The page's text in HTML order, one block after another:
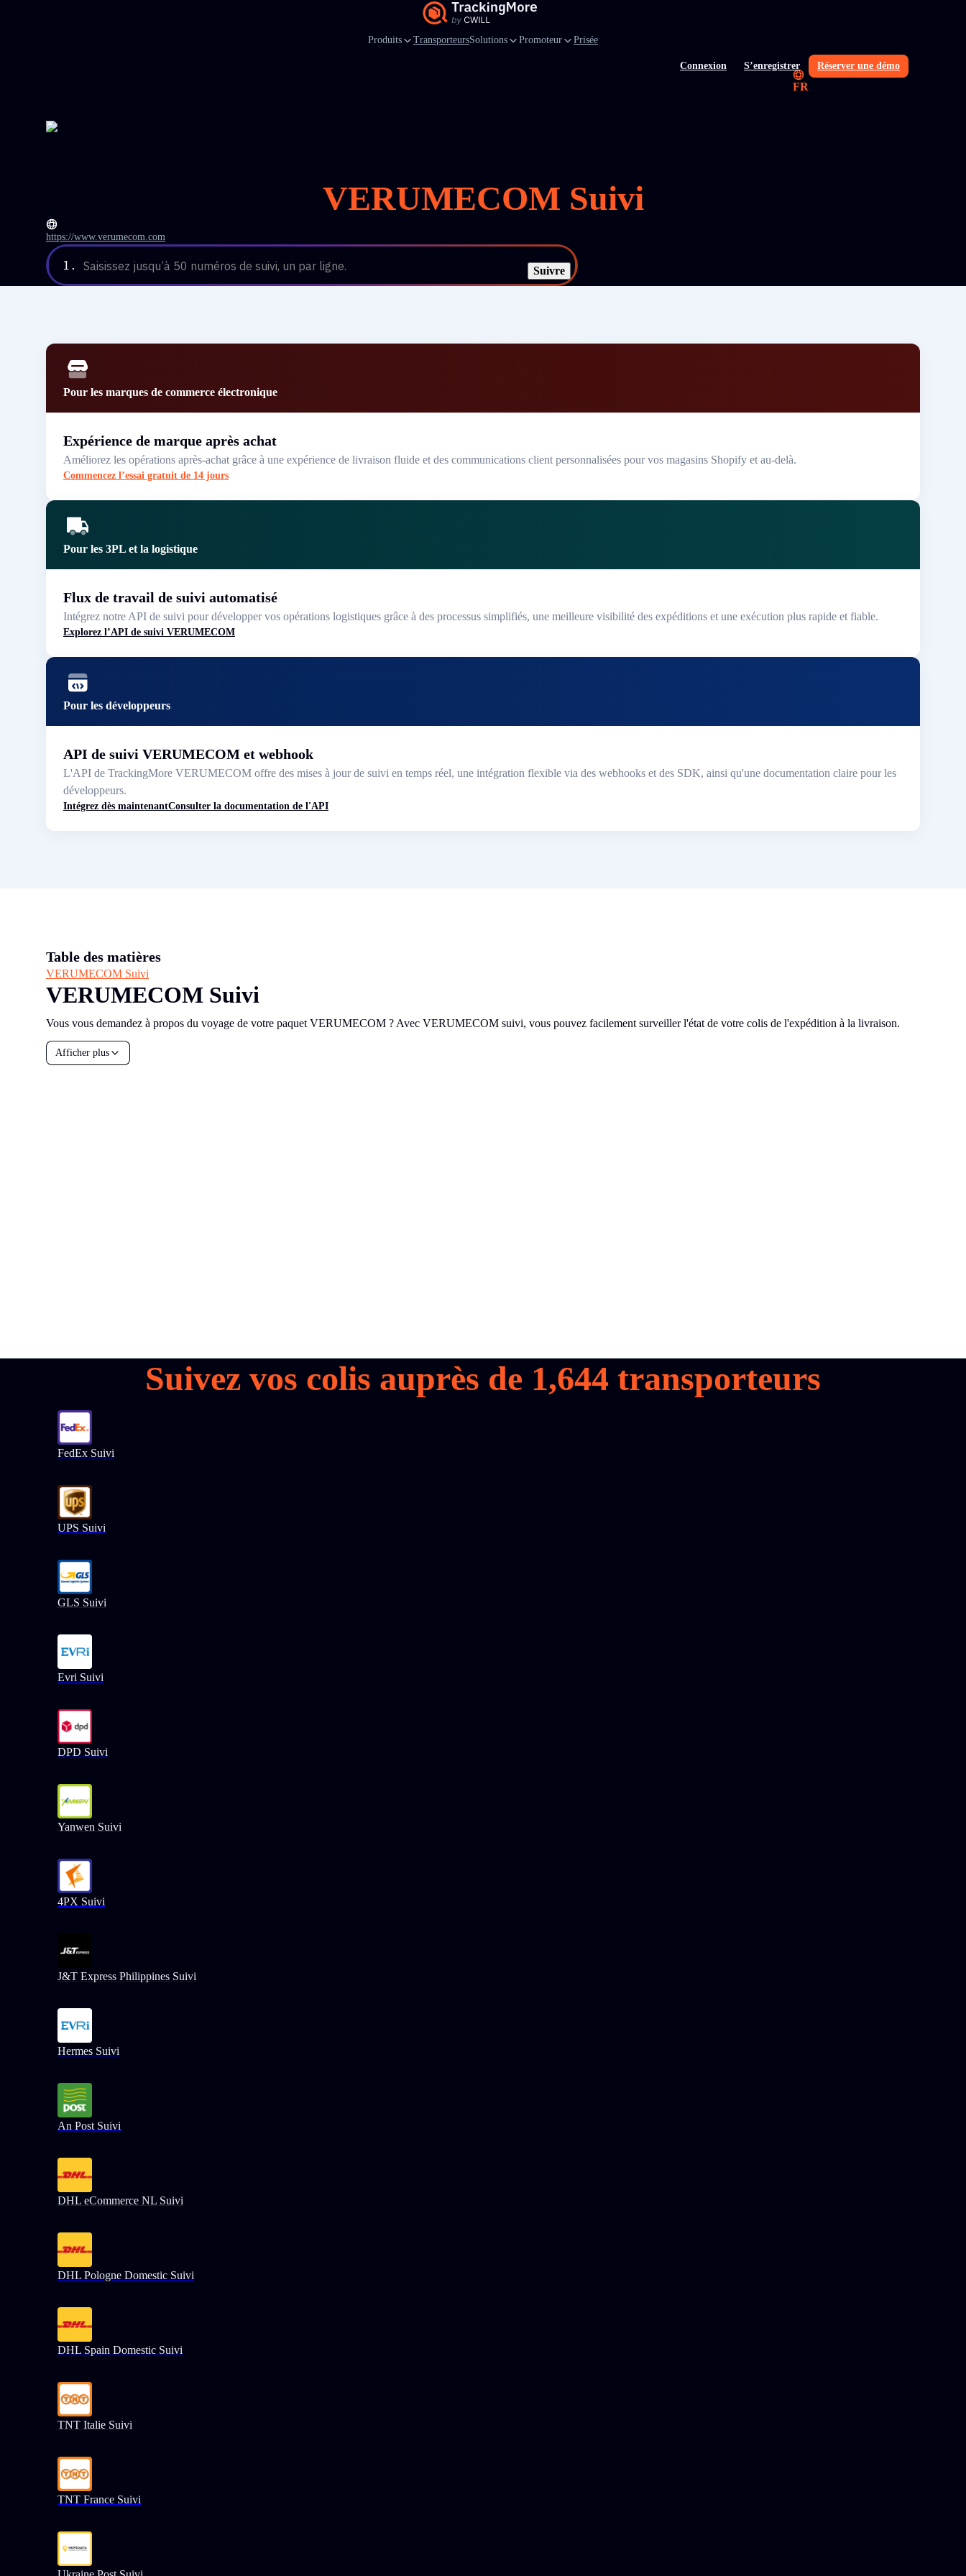
Produits TransporteursSolutions Promoteur Prisée
Connexion S’enregistrer Réserver une démo
FR
VERUMECOM Suivi
https://www.verumecom.com
1. Saisissez jusqu’à 50 numéros de suivi, un par ligne. Suivre
Pour les marques de commerce électronique
Expérience de marque après achat
Améliorez les opérations après-achat grâce à une expérience de livraison fluide et des communications client personnalisées pour vos magasins Shopify et au-delà.
Commencez l’essai gratuit de 14 jours
Pour les 3PL et la logistique
Flux de travail de suivi automatisé
Intégrez notre API de suivi pour développer vos opérations logistiques grâce à des processus simplifiés, une meilleure visibilité des expéditions et une exécution plus rapide et fiable.
Explorez l’API de suivi VERUMECOM
Pour les développeurs
API de suivi VERUMECOM et webhook
L'API de TrackingMore VERUMECOM offre des mises à jour de suivi en temps réel, une intégration flexible via des webhooks et des SDK, ainsi qu'une documentation claire pour les
développeurs.
Intégrez dès maintenantConsulter la documentation de l'API
Table des matières
VERUMECOM Suivi
VERUMECOM Suivi
Vous vous demandez à propos du voyage de votre paquet VERUMECOM ? Avec VERUMECOM suivi, vous pouvez facilement surveiller l'état de votre colis de l'expédition à la livraison.
Afficher plus
Suivez vos colis auprès de 1,644 transporteurs
FedEx Suivi
UPS Suivi
GLS Suivi
Evri Suivi
DPD Suivi
Yanwen Suivi
4PX Suivi
J&T Express Philippines Suivi
Hermes Suivi
An Post Suivi
DHL eCommerce NL Suivi
DHL Pologne Domestic Suivi
DHL Spain Domestic Suivi
TNT Italie Suivi
TNT France Suivi